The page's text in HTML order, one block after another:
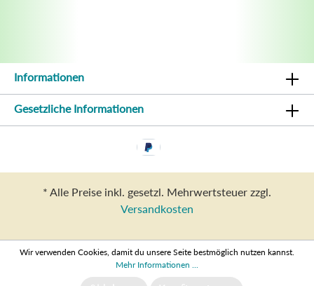
Informationen
Gesetzliche Informationen
* Alle Preise inkl. gesetzl. Mehrwertsteuer zzgl.
Versandkosten
Wir verwenden Cookies, damit du unsere Seite bestmöglich nutzen kannst.
Mehr Informationen ...